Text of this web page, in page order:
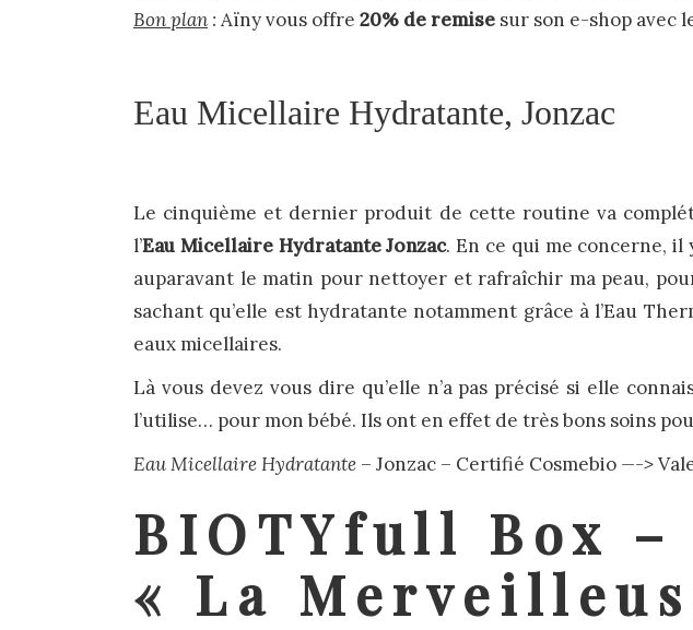
Bon plan : Aïny vous offre 20% de remise sur son e-shop avec
Eau Micellaire Hydratante, Jonzac
Le cinquième et dernier produit de cette routine va
l’Eau Micellaire Hydratante Jonzac. En ce qui me concerne, il
auparavant le matin pour nettoyer et rafraîchir ma peau,
sachant qu’elle est hydratante notamment grâce à l’Eau
eaux micellaires.
Là vous devez vous dire qu’elle n’a pas précisé si elle
l’utilise… pour mon bébé. Ils ont en effet de très bons soins
Eau Micellaire Hydratante – Jonzac – Certifié Cosmebio —->
BIOTYfull Box –
« La